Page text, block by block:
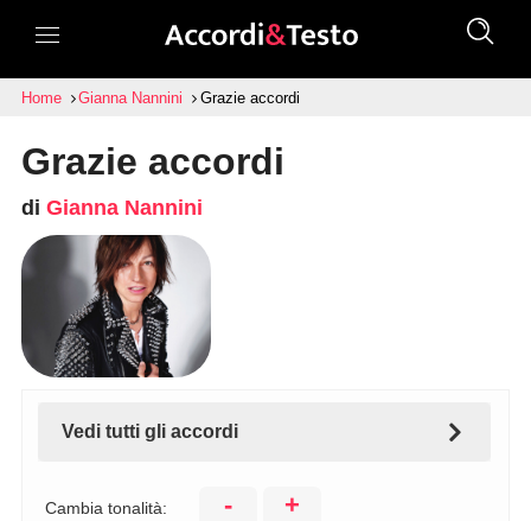
Home Gianna Nannini Grazie accordi
Grazie accordi
di Gianna Nannini
Vedi tutti gli accordi
Cambia tonalità: - +